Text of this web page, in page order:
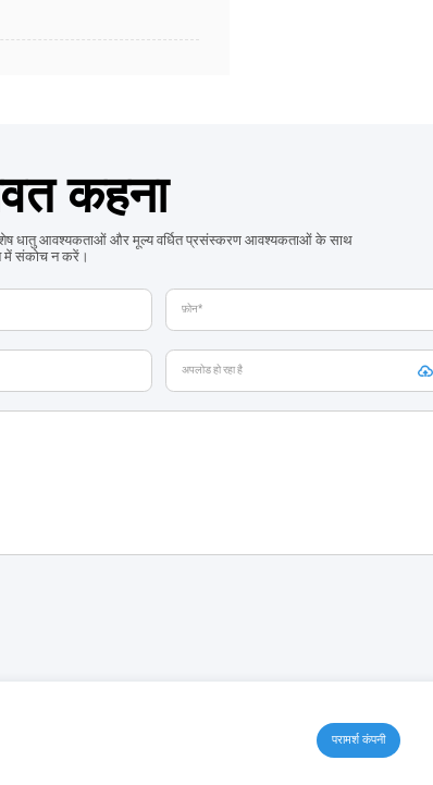
कहना
धातु आवश्यकताओं और मूल्य वर्धित प्रसंस्करण आवश्यकताओं के साथ
में संकोच न करें।
परामर्श कंपनी